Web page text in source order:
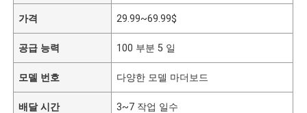
가격 29.99~69.99$
공급 능력 100 부분 5 일
모델 번호 다양한 모델 마더보드
배달 시간 3~7 작업 일수